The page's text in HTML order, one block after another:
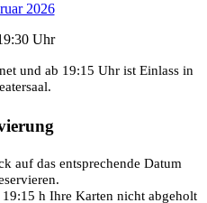
2026
Uhr
und ab 19:15 Uhr ist Einlass in
auf das entsprechende Datum
19:15 h Ihre Karten nicht abgeholt